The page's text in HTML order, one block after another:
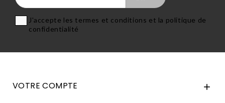
J'accepte les termes et conditions et la politique de
confidentialité
VOTRE COMPTE 